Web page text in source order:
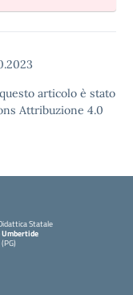
articolo è stato
Attribuzione 4.0
Statale
Umbertide